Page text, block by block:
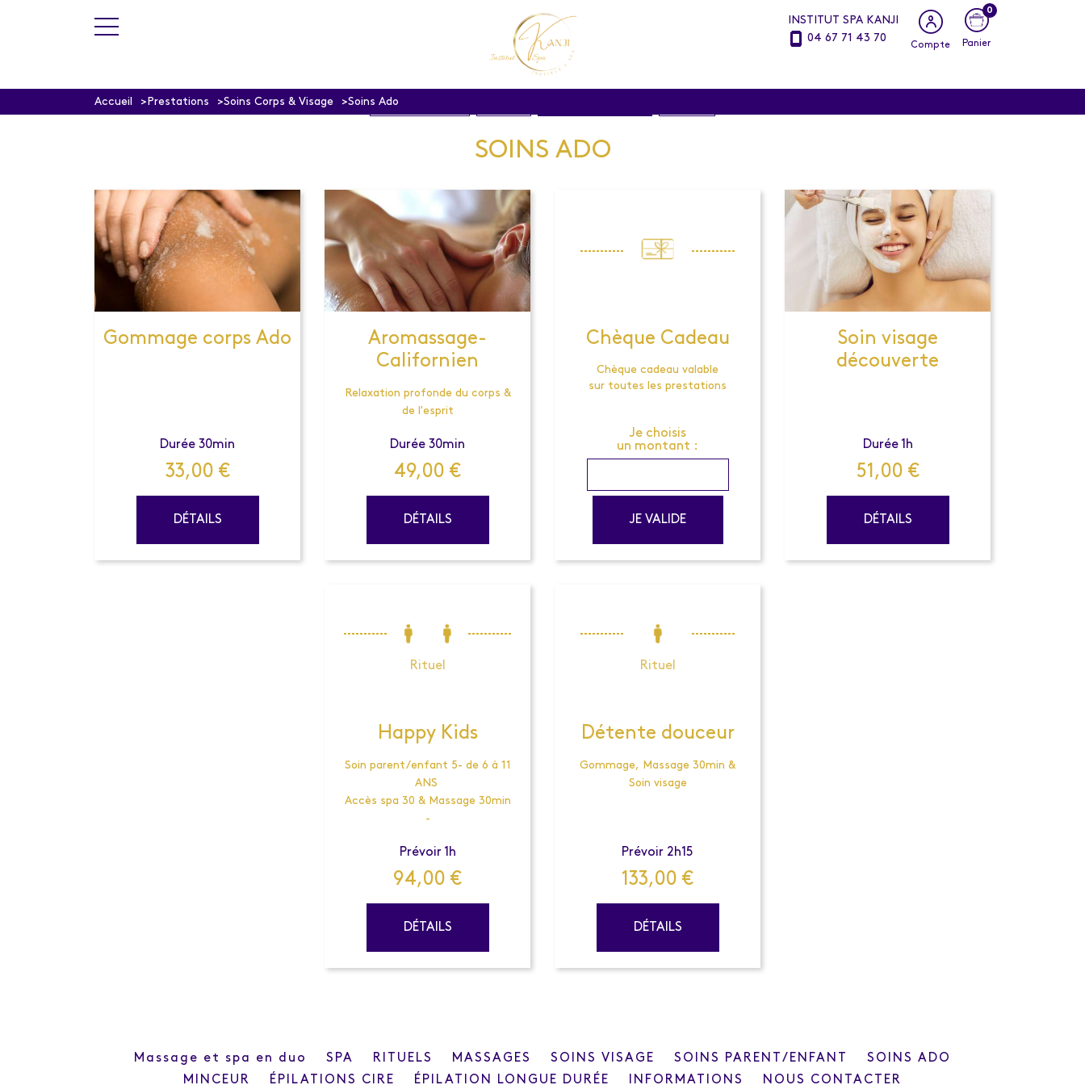
INSTITUT SPA KANJI
04 67 71 43 70
Compte
0
Panier
Accueil Prestations Soins Corps & Visage Soins AdoLES OFFRES DE L'ETE
SOINS ADO
Gommage corps Ado
Durée 30min
33,00 €
DÉTAILS
Aromassage-
Californien
Relaxation profonde du corps &
de l'esprit
Durée 30min
49,00 €
DÉTAILS
Chèque Cadeau
Chèque cadeau valable
sur toutes les prestations
Je choisis
un montant :
JE VALIDE
Soin visage
découverte
Durée 1h
51,00 €
DÉTAILS
Rituel
Happy Kids
Soin parent/enfant 5- de 6 à 11
ANS
Accès spa 30 & Massage 30min
-
Prévoir 1h
94,00 €
DÉTAILS
Rituel
Détente douceur
Gommage, Massage 30min &
Soin visage
Prévoir 2h15
133,00 €
DÉTAILS
Massage et spa en duo SPA RITUELS MASSAGES SOINS VISAGE SOINS PARENT/ENFANT
SOINS ADO
MINCEUR
ÉPILATIONS CIRE ÉPILATION LONGUE DURÉE INFORMATIONS NOUS CONTACTER